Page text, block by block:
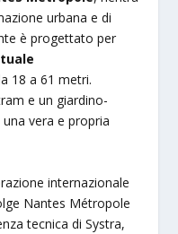
urbana e di
è progettato per
18 a 61 metri.
e un giardino-
vera e propria
internazionale
Nantes Métropole
tecnica di Systra,